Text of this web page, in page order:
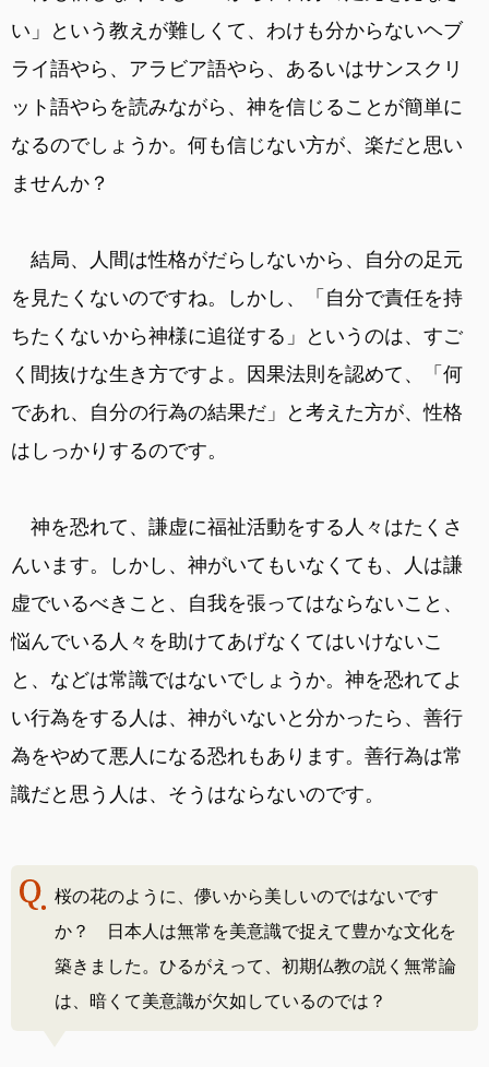
い」という教えが難しくて、わけも分からないヘブ
ライ語やら、アラビア語やら、あるいはサンスクリ
ット語やらを読みながら、神を信じることが簡単に
なるのでしょうか。何も信じない方が、楽だと思い
ませんか？
結局、人間は性格がだらしないから、自分の足元
を見たくないのですね。しかし、「自分で責任を持
ちたくないから神様に追従する」というのは、すご
く間抜けな生き方ですよ。因果法則を認めて、「何
であれ、自分の行為の結果だ」と考えた方が、性格
はしっかりするのです。
神を恐れて、謙虚に福祉活動をする人々はたくさ
んいます。しかし、神がいてもいなくても、人は謙
虚でいるべきこと、自我を張ってはならないこと、
悩んでいる人々を助けてあげなくてはいけないこ
と、などは常識ではないでしょうか。神を恐れてよ
い行為をする人は、神がいないと分かったら、善行
為をやめて悪人になる恐れもあります。善行為は常
識だと思う人は、そうはならないのです。
桜の花のように、儚いから美しいのではないです
か？ 日本人は無常を美意識で捉えて豊かな文化を
築きました。ひるがえって、初期仏教の説く無常論
は、暗くて美意識が欠如しているのでは？